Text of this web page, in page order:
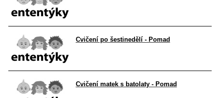
Cvičení po šestinedělí - Pomad
Cvičení matek s batolaty - Pomad